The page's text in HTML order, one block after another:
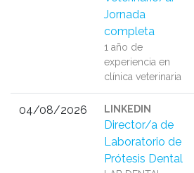
Jornada
completa
1 año de
experiencia en
clínica veterinaria
04/08/2026 LINKEDIN
Director/a de
Laboratorio de
Prótesis Dental